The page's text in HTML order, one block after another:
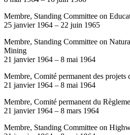
Membre, Standing Committee on
25 janvier 1964 – 22 juin 1965
Membre, Standing Committee on
Mining
21 janvier 1964 – 8 mai 1964
Membre, Comité permanent des projets
21 janvier 1964 – 8 mai 1964
Membre, Comité permanent du
21 janvier 1964 – 8 mars 1964
Membre, Standing Committee on